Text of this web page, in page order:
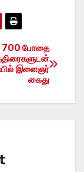
700 போதை
இளைஞர்
கைது